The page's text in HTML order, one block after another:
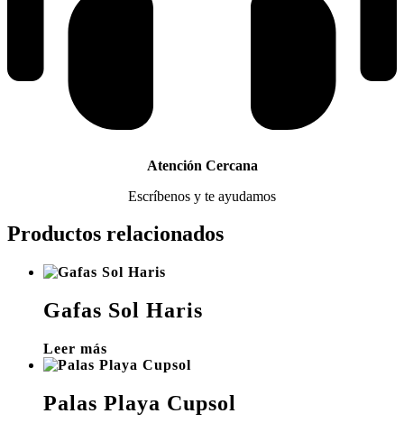
Atención Cercana
Escríbenos y te ayudamos
Productos relacionados
Gafas Sol Haris
Leer más
Palas Playa Cupsol